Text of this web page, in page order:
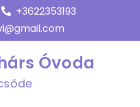
+3622353193
Óvoda